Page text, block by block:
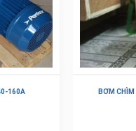
160A BƠM